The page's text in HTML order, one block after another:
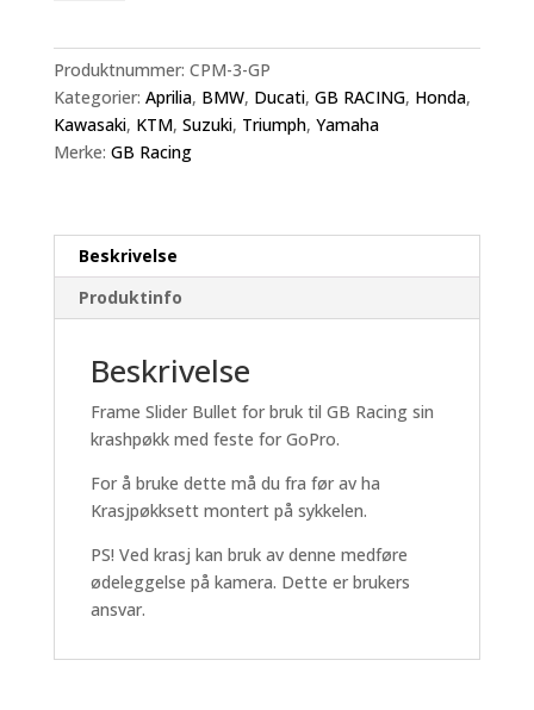
Krashpøkk
Produktnummer: CPM-3-GP
Kategorier: Aprilia, BMW, Ducati, GB RACING, Honda,
Kawasaki, KTM, Suzuki, Triumph, Yamaha
Merke: GB Racing
Beskrivelse
Produktinfo
Beskrivelse
Frame Slider Bullet for bruk til GB Racing sin
krashpøkk med feste for GoPro.
For å bruke dette må du fra før av ha
Krasjpøkksett montert på sykkelen.
PS! Ved krasj kan bruk av denne medføre
ødeleggelse på kamera. Dette er brukers
ansvar.